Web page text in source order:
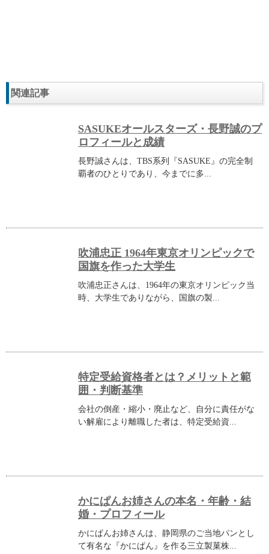
関連記事
SASUKEオールスターズ・長野誠のプ
ロフィールと成績
長野誠さんは、TBS系列『SASUKE』の完全制
覇者のひとりであり、今までに多...
吹浦忠正 1964年東京オリンピックで
国旗を作った大学生
吹浦忠正さんは、1964年の東京オリンピック当
時、大学生でありながら、国旗の製...
特定受給資格者とは？メリットと範
囲・判断基準
会社の倒産・縮小・廃止など、自分に責任がな
い解雇により離職した者は、特定受給資...
かにぱんお姉さんの本名・年齢・結
婚・プロフィール
かにぱんお姉さんは、静岡県のご当地パンとし
て有名な『かにぱん』を作る三立製菓株...